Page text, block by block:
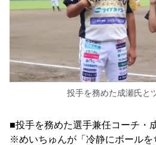
投手を務めた成瀬氏と
■投手を務めた選手兼任コーチ・
※めいちゅんが「冷静にボールを